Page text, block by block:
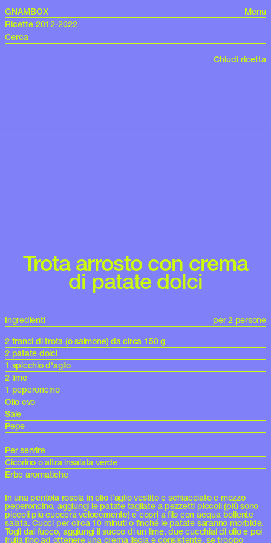
GNAMBOX
Menu
Ricette 2012-2022
Chiudi ricetta
Trota arrosto con crema
di patate dolci
Ingredienti
per 2 persone
2 tranci di trota (o salmone) da circa 150 g
2 patate dolci
1 spicchio d'aglio
2 lime
1 peperoncino
Olio evo
Sale
Pepe
Per servire
Cicorino o altra insalata verde
Erbe aromatiche
In una pentola rosola in olio l’aglio vestito e schiacciato e mezzo
peperoncino, aggiungi le patate tagliate a pezzetti piccoli (più sono
piccoli più cuocerà velocemente) e copri a filo con acqua bollente
salata. Cuoci per circa 10 minuti o finché le patate saranno morbide.
Togli dal fuoco, aggiungi il succo di un lime, due cucchiai di olio e poi
frulla fino ad ottenere una crema liscia e consistente, se troppo